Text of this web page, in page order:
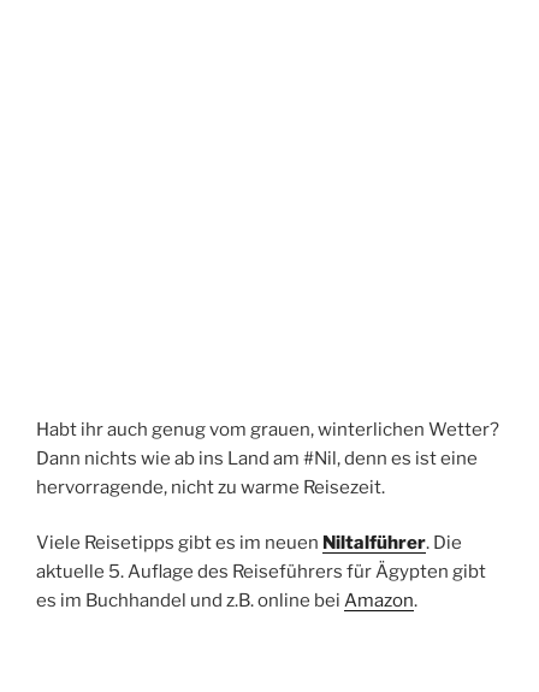
Habt ihr auch genug vom grauen, winterlichen Wetter?
Dann nichts wie ab ins Land am #Nil, denn es ist eine
hervorragende, nicht zu warme Reisezeit.
Viele Reisetipps gibt es im neuen Niltalführer. Die
aktuelle 5. Auflage des Reiseführers für Ägypten gibt
es im Buchhandel und z.B. online bei Amazon.